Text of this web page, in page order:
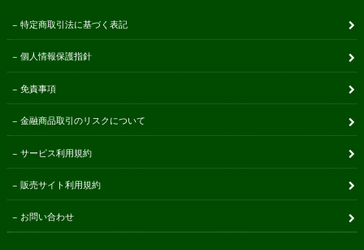
特定商取引法に基づく表記
個人情報保護指針
免責事項
金融商品取引のリスクについて
サービス利用規約
販売サイト利用規約
お問い合わせ